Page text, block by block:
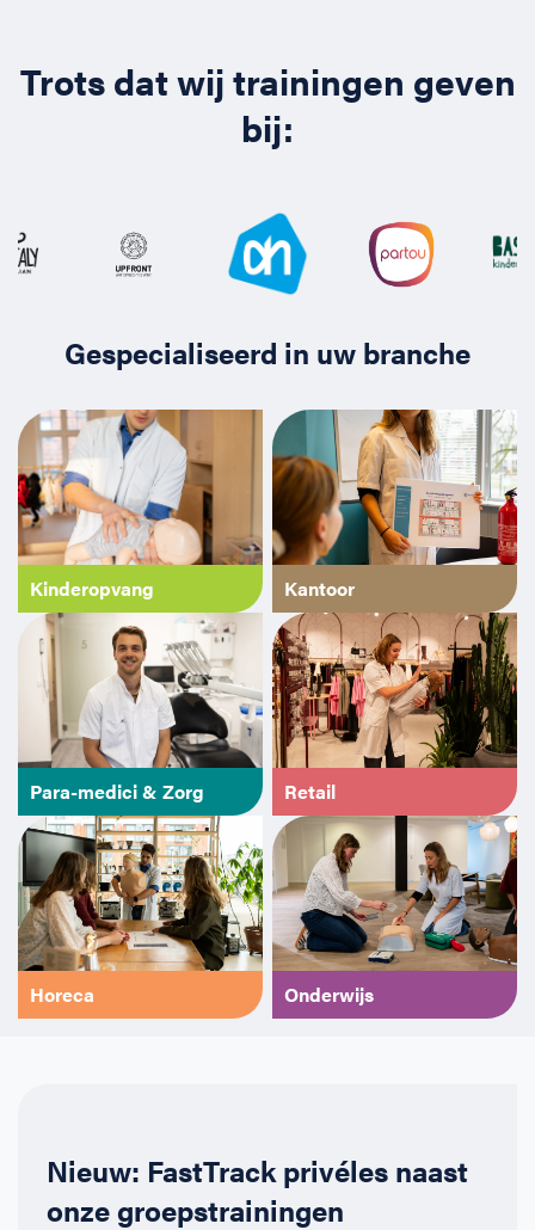
Trots dat wij trainingen geven
bij:
Gespecialiseerd in uw branche
Kinderopvang Kantoor
Para-medici & Zorg Retail
Horeca Onderwijs
Nieuw: FastTrack privéles naast
onze groepstrainingen